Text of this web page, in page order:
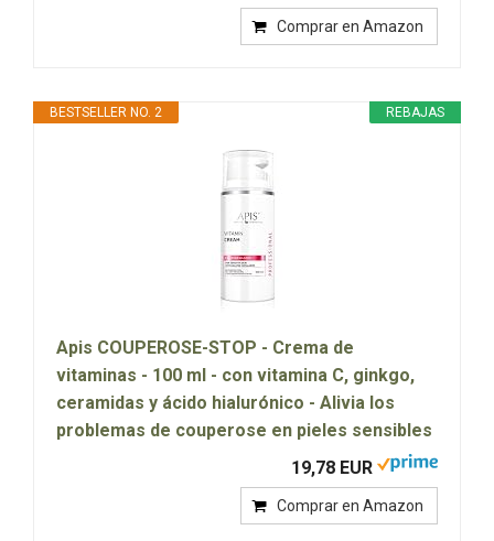
Comprar en Amazon
REBAJAS
BESTSELLER NO. 2
Apis COUPEROSE-STOP - Crema de
vitaminas - 100 ml - con vitamina C, ginkgo,
ceramidas y ácido hialurónico - Alivia los
problemas de couperose en pieles sensibles
19,78 EUR
Comprar en Amazon